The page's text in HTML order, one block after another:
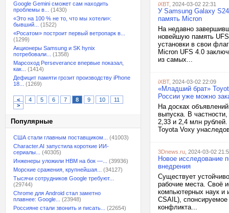
Google Gemini сможет сам находить
проблемы в...
(1430)
«Это на 100 % не то, что мы хотели»:
бывший...
(1522)
«Росатом» построит первый ветропарк в...
(1299)
Акционеры Samsung и SK hynix
потребовали...
(1358)
Марсоход Perseverance впервые показал,
как...
(1414)
Дефицит памяти грозит производству iPhone
18...
(1269)
< 4 5 6 7 8 9 10
11
>
Популярные
США стали главным поставщиком...
(41003)
Character.AI запустила короткие ИИ-
сериалы...
(40305)
Инженеры уложили HBM на бок —...
(39936)
Морские сражения, крупнейшая...
(34127)
Тысячи сотрудников Google требуют...
(29744)
Chrome для Android стал заметно
плавнее: Google...
(23948)
Россияне стали звонить и писать...
(22654)
iXBT, 2024-03-02 22:31
У Samsung Galaxy
память Micron
На недавно
новейшую память
установки в свои
Micron UFS 4.0
из самых...
iXBT, 2024-03-02 22:09
«Младший брат»
России уже можно
На досках
выпуска. В
2,33 и 2,4 млн
Toyota Voxy
3Dnews.ru , 2024-03-02
Новое исследование
внедрения
Существует
рабочие места. Своё
компьютерных наук и
CSAIL),
конфликта...